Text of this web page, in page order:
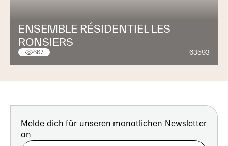
ENSEMBLE RÉSIDENTIEL LES
RONSIERS
667 63593
Melde dich für unseren monatlichen Newsletter
an